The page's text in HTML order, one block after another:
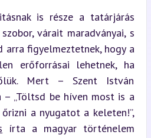
is része a tatárjárás
várait maradványai, s
arra figyelmeztetnek, hogy a
erőforrásai lehetnek, ha
Mert – Szent István
– „Töltsd be híven most is a
a nyugatot a keleten!”,
írta a magyar történelem